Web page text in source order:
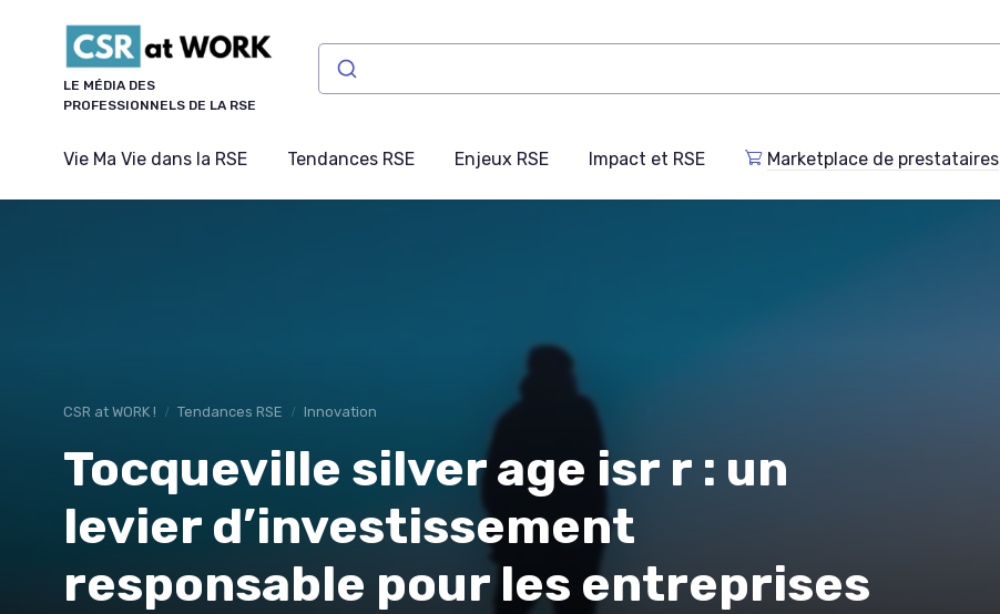
LE MÉDIA DES
PROFESSIONNELS DE LA RSE
Vie Ma Vie dans la RSE Tendances RSE Enjeux RSE Impact et RSE Marketplace de prestataires
CSR at WORK ! Tendances RSE Innovation
Tocqueville silver age isr r : un
levier d’investissement
responsable pour les entreprises